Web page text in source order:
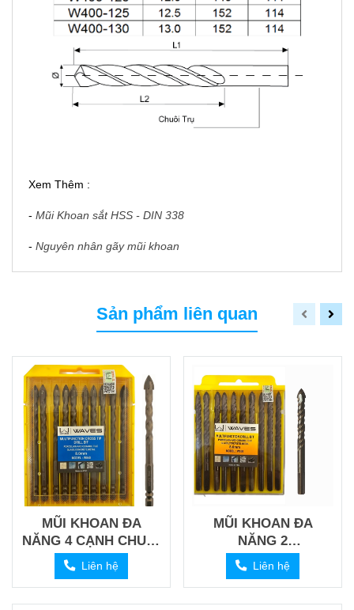
Xem Thêm :
- Mũi Khoan sắt HSS - DIN 338
- Nguyên nhân gãy mũi khoan
Sản phẩm liên quan
MŨI KHOAN ĐA
NĂNG 4 CẠNH CHUÔI
LỤC GIÁC _ MODEL
W540
Liên hệ
MŨI KHOAN ĐA
NĂNG 2
CẠNH_MODEL W530
Liên hệ